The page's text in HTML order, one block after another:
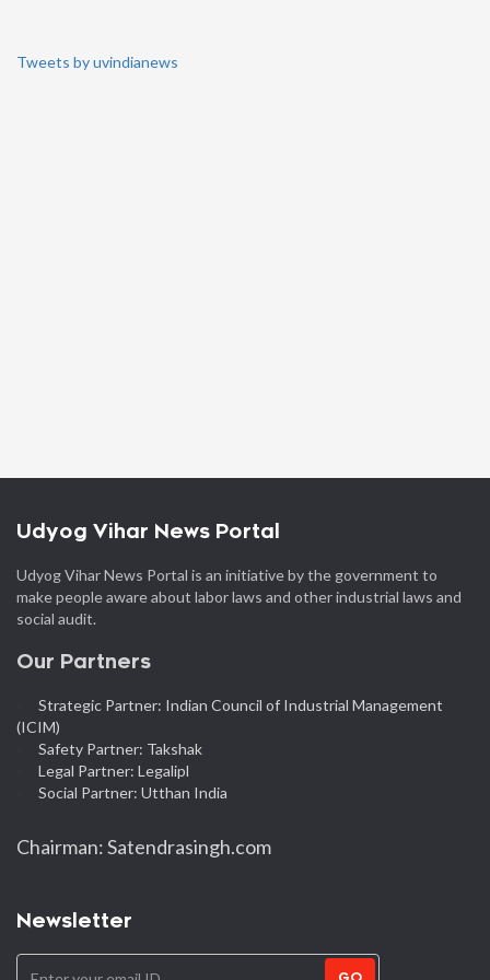
Tweets by uvindianews
Udyog Vihar News Portal
Udyog Vihar News Portal is an initiative by the government to
make people aware about labor laws and other industrial laws and
social audit.
Our Partners
Strategic Partner: Indian Council of Industrial Management
(ICIM)
Safety Partner: Takshak
Legal Partner: Legalipl
Social Partner: Utthan India
Chairman: Satendrasingh.com
Newsletter